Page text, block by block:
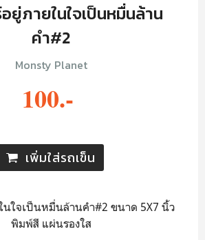
ยู่ภายในใจเป็นหมื่นล้าน
คำ#2
Monsty Planet
100.-
เพิ่มใส่รถเข็น
นใจเป็นหมื่นล้านคำ#2 ขนาด 5X7 นิ้ว
พิมพ์สี แผ่นรองใส